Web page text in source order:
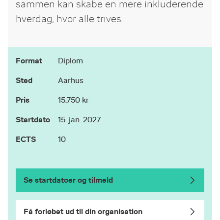
sammen kan skabe en mere inkluderende
hverdag, hvor alle trives.
Format Diplom
Sted Aarhus
Pris 15.750 kr
Startdato 15. jan. 2027
ECTS 10
Se startdatoer og tilmeld
Få forløbet ud til din organisation